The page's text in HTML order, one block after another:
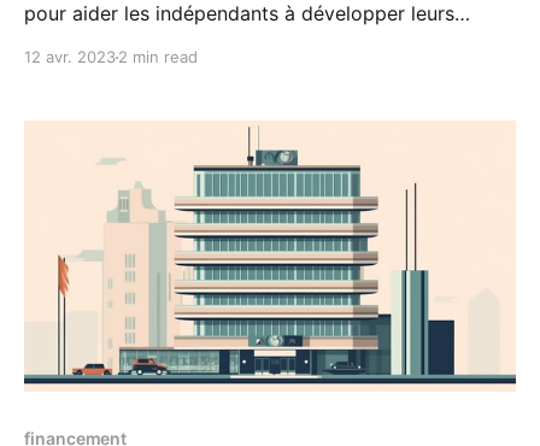
pour aider les indépendants à développer leurs
12 avr. 20232 min read
financement